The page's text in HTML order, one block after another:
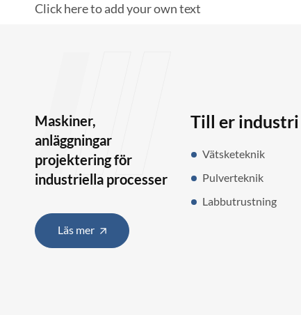
Click here to add your own text
Maskiner,
anläggningar
projektering för
industriella processer
Läs mer
Till er industri
Vätsketeknik
Pulverteknik
Labbutrustning